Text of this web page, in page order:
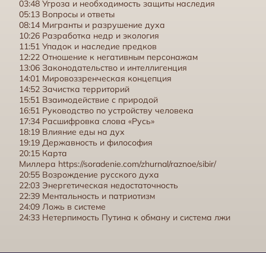
03:48 Угроза и необходимость защиты наследия
05:13 Вопросы и ответы
08:14 Мигранты и разрушение духа
10:26 Разработка недр и экология
11:51 Упадок и наследие предков
12:22 Отношение к негативным персонажам
13:06 Законодательство и интеллигенция
14:01 Мировоззренческая концепция
14:52 Зачистка территорий
15:51 Взаимодействие с природой
16:51 Руководство по устройству человека
17:34 Расшифровка слова «Русь»
18:19 Влияние еды на дух
19:19 Державность и философия
20:15 Карта
Миллера https://soradenie.com/zhurnal/raznoe/sibir/
20:55 Возрождение русского духа
22:03 Энергетическая недостаточность
22:39 Ментальность и патриотизм
24:09 Ложь в системе
24:33 Нетерпимость Путина к обману и система лжи
Духовность. Семинар Державность